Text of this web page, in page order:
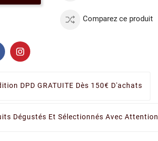
Comparez ce produit
DPD GRATUITE Dès 150€ D'achats
Dégustés Et Sélectionnés Avec Attention